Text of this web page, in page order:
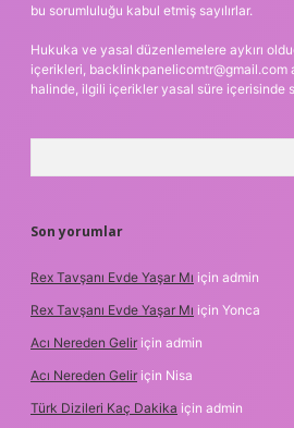
bu sorumluluğu kabul etmiş sayılırlar.
Hukuka ve yasal düzenlemelere aykırı
içerikleri, backlinkpanelicomtr@gmail.com
halinde, ilgili içerikler yasal süre içerisinde
Son yorumlar
Rex Tavşanı Evde Yaşar Mı için admin
Rex Tavşanı Evde Yaşar Mı için Yonca
Acı Nereden Gelir için admin
Acı Nereden Gelir için Nisa
Türk Dizileri Kaç Dakika için admin